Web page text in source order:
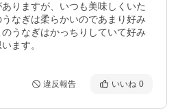
りますが、いつも美味しくいた
なぎは柔らかいのであまり好み
うなぎはかっちりしていて好み
ます。
違反報告 いいね 0